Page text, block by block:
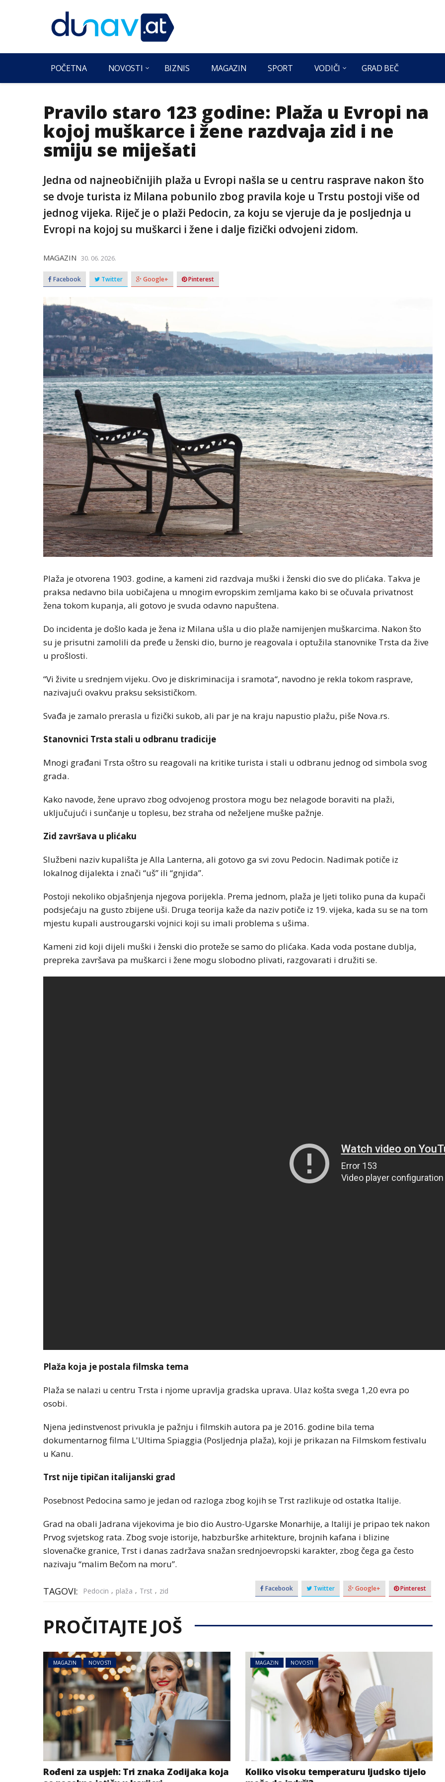
POČETNA NOVOSTI BIZNIS MAGAZIN SPORT VODIČI GRAD BEČ
Pravilo staro 123 godine: Plaža u Evropi na
kojoj muškarce i žene razdvaja zid i ne
smiju se miješati
Jedna od najneobičnijih plaža u Evropi našla se u centru rasprave nakon što
se dvoje turista iz Milana pobunilo zbog pravila koje u Trstu postoji više od
jednog vijeka. Riječ je o plaži Pedocin, za koju se vjeruje da je posljednja u
Evropi na kojoj su muškarci i žene i dalje fizički odvojeni zidom.
MAGAZIN 30. 06. 2026.
Facebook Twitter Google+ Pinterest
Plaža je otvorena 1903. godine, a kameni zid razdvaja muški i ženski dio sve do plićaka. Takva je
praksa nedavno bila uobičajena u mnogim evropskim zemljama kako bi se očuvala privatnost
žena tokom kupanja, ali gotovo je svuda odavno napuštena.
Do incidenta je došlo kada je žena iz Milana ušla u dio plaže namijenjen muškarcima. Nakon što
su je prisutni zamolili da pređe u ženski dio, burno je reagovala i optužila stanovnike Trsta da žive
u prošlosti.
“Vi živite u srednjem vijeku. Ovo je diskriminacija i sramota“, navodno je rekla tokom rasprave,
nazivajući ovakvu praksu seksističkom.
Svađa je zamalo prerasla u fizički sukob, ali par je na kraju napustio plažu, piše Nova.rs.
Stanovnici Trsta stali u odbranu tradicije
Mnogi građani Trsta oštro su reagovali na kritike turista i stali u odbranu jednog od simbola svog
grada.
Kako navode, žene upravo zbog odvojenog prostora mogu bez nelagode boraviti na plaži,
uključujući i sunčanje u toplesu, bez straha od neželjene muške pažnje.
Zid završava u plićaku
Službeni naziv kupališta je Alla Lanterna, ali gotovo ga svi zovu Pedocin. Nadimak potiče iz
lokalnog dijalekta i znači “uš” ili “gnjida”.
Postoji nekoliko objašnjenja njegova porijekla. Prema jednom, plaža je ljeti toliko puna da kupači
podsjećaju na gusto zbijene uši. Druga teorija kaže da naziv potiče iz 19. vijeka, kada su se na tom
mjestu kupali austrougarski vojnici koji su imali problema s ušima.
Kameni zid koji dijeli muški i ženski dio proteže se samo do plićaka. Kada voda postane dublja,
prepreka završava pa muškarci i žene mogu slobodno plivati, razgovarati i družiti se.
Plaža koja je postala filmska tema
Plaža se nalazi u centru Trsta i njome upravlja gradska uprava. Ulaz košta svega 1,20 evra po
osobi.
Njena jedinstvenost privukla je pažnju i filmskih autora pa je 2016. godine bila tema
dokumentarnog filma L'Ultima Spiaggia (Posljednja plaža), koji je prikazan na Filmskom festivalu
u Kanu.
Trst nije tipičan italijanski grad
Posebnost Pedocina samo je jedan od razloga zbog kojih se Trst razlikuje od ostatka Italije.
Grad na obali Jadrana vijekovima je bio dio Austro-Ugarske Monarhije, a Italiji je pripao tek nakon
Prvog svjetskog rata. Zbog svoje istorije, habzburške arhitekture, brojnih kafana i blizine
slovenačke granice, Trst i danas zadržava snažan srednjoevropski karakter, zbog čega ga često
nazivaju “malim Bečom na moru”.
TAGOVI: Pedocin , plaža , Trst , zid Facebook Twitter Google+ Pinterest
PROČITAJTE JOŠ
MAGAZIN NOVOSTI
Rođeni za uspjeh: Tri znaka Zodijaka koja
MAGAZIN NOVOSTI
Koliko visoku temperaturu ljudsko tijelo
MAGAZIN NOVOSTI
Izabrana najbolja zemlja za
život i preseljenje u 2026.
godini
AUSTRIJA NOVOSTI
Haos na putevima prema
Balkanu: Očekuju se
kilometarske kolone kroz
Austriju